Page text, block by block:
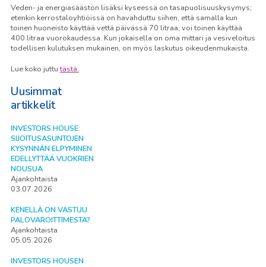
Veden- ja energiasäästön lisäksi kyseessä on tasapuolisuuskysymys;
etenkin kerrostaloyhtiöissä on havahduttu siihen, että samalla kun
toinen huoneisto käyttää vettä päivässä 70 litraa, voi toinen käyttää
400 litraa vuorokaudessa. Kun jokaisella on oma mittari ja vesiveloitus
todellisen kulutuksen mukainen, on myös laskutus oikeudenmukaista.
Lue koko juttutästä.
Uusimmat
artikkelit
INVESTORS HOUSE:
SIJOITUSASUNTOJEN
KYSYNNÄN ELPYMINEN
EDELLYTTÄÄ VUOKRIEN
NOUSUA
Ajankohtaista
03.07.2026
KENELLÄ ON VASTUU
PALOVAROITTIMESTA?
Ajankohtaista
05.05.2026
INVESTORS HOUSEN